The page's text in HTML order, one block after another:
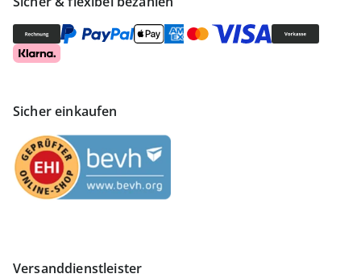
Sicher einkaufen
Versanddienstleister